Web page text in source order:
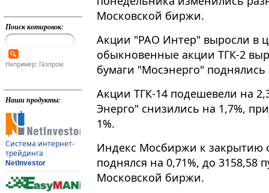
Поиск котировок:
Например: Газпром
Наши продукты:
Система интернет-
трейдинга
NetInvestor
Московской биржи.
Акции "РАО Интер" выросли в
обыкновенные акции ТГК-2
бумаги "Мосэнерго" поднялись
Акции ТГК-14 подешевели на
Энерго" снизились на 1,7%,
1%.
Индекс Мосбиржи к закрытию
поднялся на 0,71%, до 3158,58
Московской биржи.